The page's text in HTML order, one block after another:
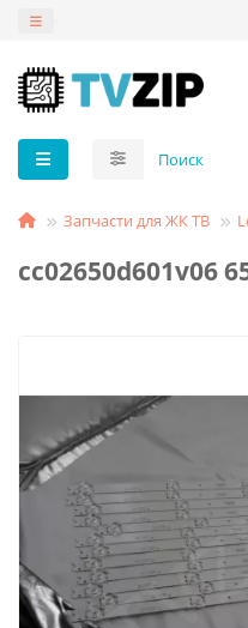
Запчасти для ЖК ТВ
cc02650d601v06